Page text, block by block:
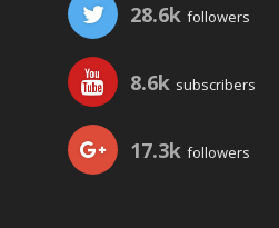
28.6k followers
8.6k subscribers
17.3k followers